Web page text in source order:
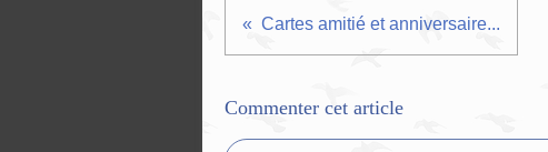
Cartes amitié et anniversaire...
Commenter cet article